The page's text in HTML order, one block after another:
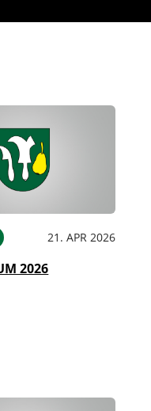
21. APR 2026
2026